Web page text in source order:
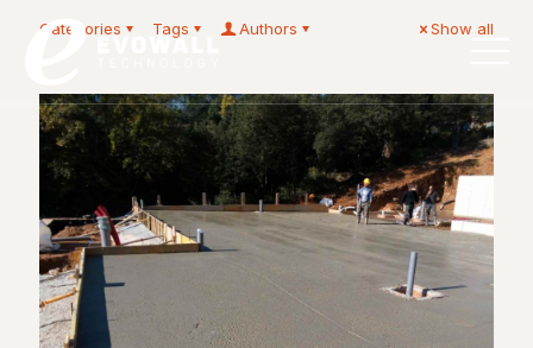
Categories Tags Authors Show all